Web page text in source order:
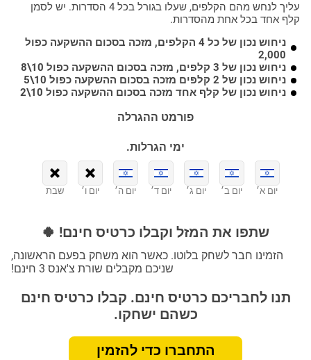
עליך לנחש מהם הקלפים, שעלו בגורל בכל 4 הסדרות. יש לסמן
קלף אחד בכל אחת מהסדרות.
ניחוש נכון של כל 4 הקלפים, מזכה בסכום ההשקעה כפול
2,000
ניחוש נכון של 3 קלפים, מזכה בסכום ההשקעה כפול 10\8
ניחוש נכון של 2 קלפים מזכה בסכום ההשקעה כפול 10\5
ניחוש נכון של קלף אחד מזכה בסכום ההשקעה כפול 10\2
פורמט ההגרלה
ימי הגרלות.
יום א׳ יום ב׳ יום ג׳ יום ד׳ יום ה׳ יום ו׳ שבת
שתפו את המזל וקבלו כרטיס חינם! 🍀
הזמינו חבר לשחק בלוטו. כאשר הוא משחק בפעם הראשונה,
שניכם מקבלים שורת צ'אנס 3 חינם!
תנו לחבריכם כרטיס חינם. קבלו כרטיס חינם
כשהם ישחקו.
התחברו כדי להזמין